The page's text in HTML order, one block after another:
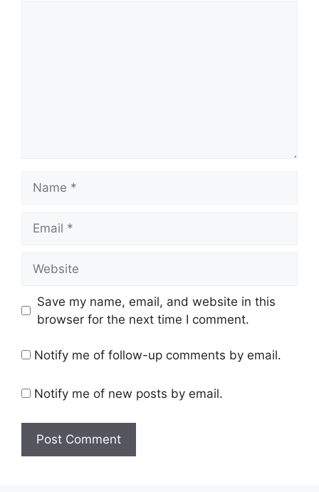
Save my name, email, and website in this
browser for the next time I comment.
Notify me of follow-up comments by email.
Notify me of new posts by email.